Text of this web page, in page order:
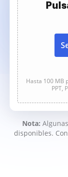
Hasta 100 MB
PPT,
Nota:
disponibles.